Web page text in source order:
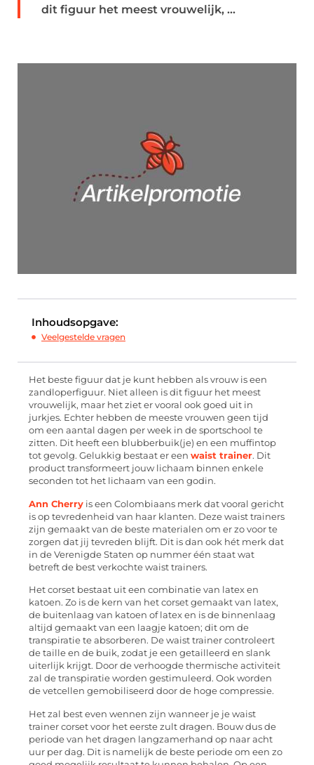
dit figuur het meest vrouwelijk, ...
Inhoudsopgave:
Veelgestelde vragen
Het beste figuur dat je kunt hebben als vrouw is een
zandloperfiguur. Niet alleen is dit figuur het meest
vrouwelijk, maar het ziet er vooral ook goed uit in
jurkjes. Echter hebben de meeste vrouwen geen tijd
om een aantal dagen per week in de sportschool te
zitten. Dit heeft een blubberbuik(je) en een muffintop
tot gevolg. Gelukkig bestaat er een waist trainer. Dit
product transformeert jouw lichaam binnen enkele
seconden tot het lichaam van een godin.
Ann Cherry is een Colombiaans merk dat vooral gericht
is op tevredenheid van haar klanten. Deze waist trainers
zijn gemaakt van de beste materialen om er zo voor te
zorgen dat jij tevreden blijft. Dit is dan ook hét merk dat
in de Verenigde Staten op nummer één staat wat
betreft de best verkochte waist trainers.
Het corset bestaat uit een combinatie van latex en
katoen. Zo is de kern van het corset gemaakt van latex,
de buitenlaag van katoen of latex en is de binnenlaag
altijd gemaakt van een laagje katoen; dit om de
transpiratie te absorberen. De waist trainer controleert
de taille en de buik, zodat je een getailleerd en slank
uiterlijk krijgt. Door de verhoogde thermische activiteit
zal de transpiratie worden gestimuleerd. Ook worden
de vetcellen gemobiliseerd door de hoge compressie.
Het zal best even wennen zijn wanneer je je waist
trainer corset voor het eerste zult dragen. Bouw dus de
periode van het dragen langzamerhand op naar acht
uur per dag. Dit is namelijk de beste periode om een zo